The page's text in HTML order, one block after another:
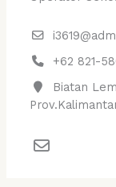
+62 821-
Biatan